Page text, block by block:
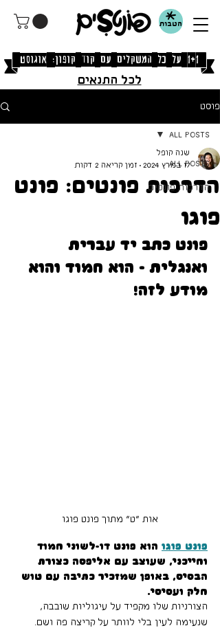
הטבות
[1+1 על כל המשקלים עם קוד קופון: אוגוסט] לכל התנאים
פוסט
All Posts
הדרכות פונטים
All Posts
הדרכות פונטים: פונט
פוגו
שנה קופל
17 במרץ 2024
זמן קריאה 2 דקות
פונט כתב יד עברית
ואנגלית - הוא חמוד והוא
מודע לזה!
אות ״ט״ מתוך פונט פוגו
פונט פוגו הוא פונט דו-לשוני חמוד
וחייכני, שעוצב עם אליפסה כצורת
הבסיס, באופן שמזכיר כתיבה עם טוש
חלק ועסיסי.
הצורניות שלו מקפיד על עיגוליות שובבה,
שנעימה לעין בלי לוותר על קריצה פה ושם.